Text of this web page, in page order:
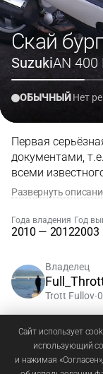
Скай
SuzukiAN 400
ОБЫЧНЫЙНет
Первая
документами,
всеми
Этот мопед
дальним.
дальняк на 700
путешествиям,
но
мопед жрал
первым в своей
продан.
Развернуть
Года владения
2010 — 2012
Год
2003
Владелец
Trott Fullov•
Сайт использует
использующий
и нажимая